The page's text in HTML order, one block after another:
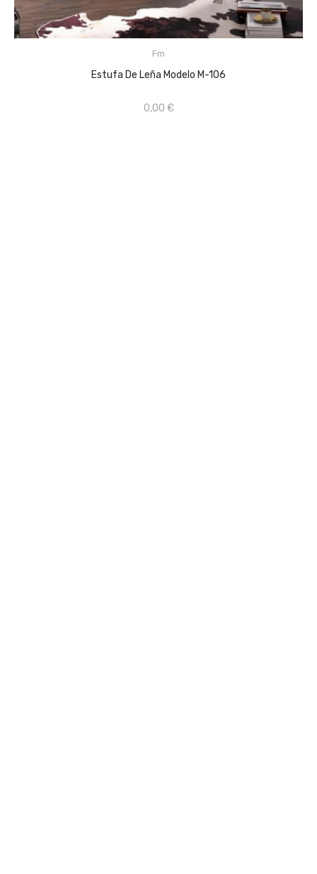
Fm
Estufa De Leña Modelo M-106
0,00 €
CONSULTAR PRECIO EN TIENDA FÍSICA ...
AÑADIR AL CARRITO